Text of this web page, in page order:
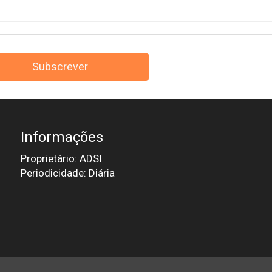
Subscrever
Informações
Proprietário: ADSI
Periodicidade: Diária